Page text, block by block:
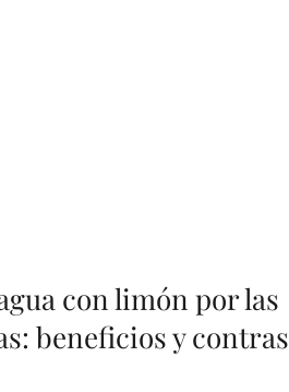
con limón por las
beneficios y contras